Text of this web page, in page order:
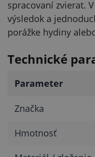
spracovaní zvierat.
výsledok a
porážke hydiny
Technické
Parameter
Značka
Hmotnosť